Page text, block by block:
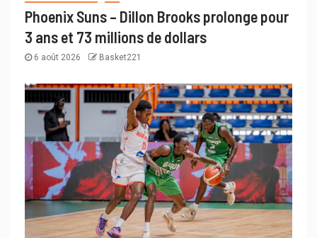
Phoenix Suns – Dillon Brooks prolonge pour
3 ans et 73 millions de dollars
6 août 2026 Basket221